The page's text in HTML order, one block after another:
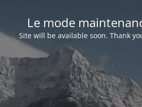
Le mode
Site will be available soon. Thank